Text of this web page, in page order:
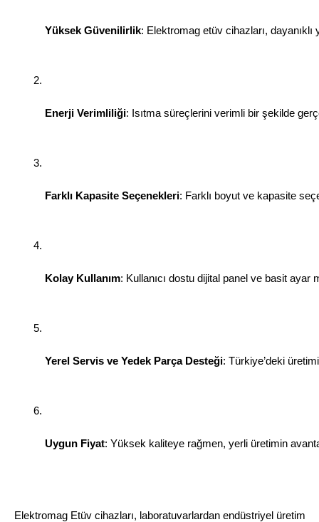
Yüksek Güvenilirlik: Elektromag etüv cihazları,
Enerji Verimliliği: Isıtma süreçlerini verimli bir şekilde
Farklı Kapasite Seçenekleri: Farklı boyut ve kapasite
Kolay Kullanım: Kullanıcı dostu dijital panel ve basit
Yerel Servis ve Yedek Parça Desteği: Türkiye’deki
Uygun Fiyat: Yüksek kaliteye rağmen, yerli üretimin
Elektromag Etüv cihazları, laboratuvarlardan endüstriyel üretim